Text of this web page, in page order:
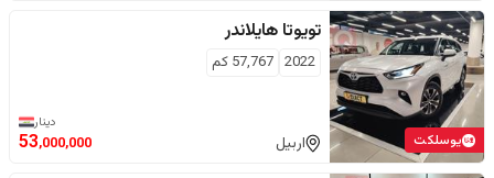
يوسلكت
تويوتا هايلاندر
2022
57,767 كم
اربيل
دينار
53,000,000